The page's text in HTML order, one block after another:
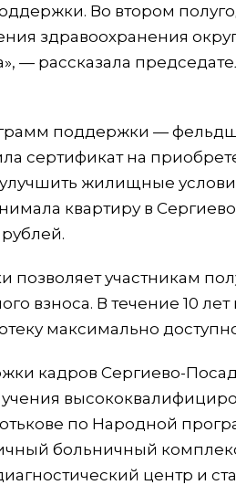
Во втором
здравоохранения
— рассказала
поддержки —
сертификат на
улучшить жилищные
квартиру в
участникам
взноса. В течение 10
максимально
кадров Сергиево-
по Народной
больничный
центр и